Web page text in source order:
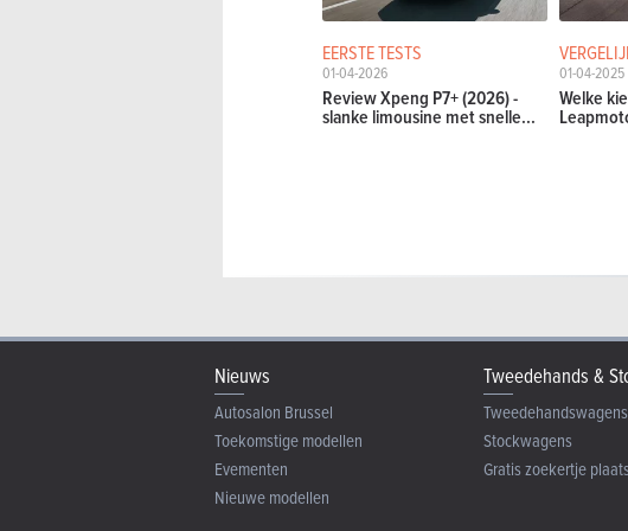
EERSTE TESTS
01-04-2026
Review Xpeng P7+ (2026) -
slanke limousine met snelle...
01-04-2025
Welke
Nieuws
Autosalon Brussel
Toekomstige modellen
Evementen
Nieuwe modellen
Tweedehands &
Tweedehandswagens
Stockwagens
Gratis zoekertje